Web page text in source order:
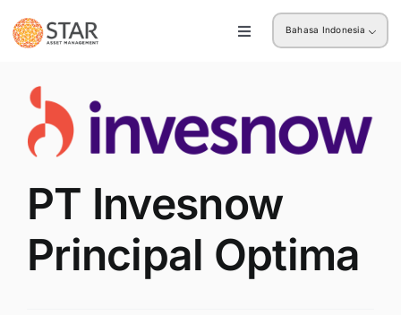
to
Toggle
Institusi
Bahasa Indonesia
Previous Next
View
Larger
Image
PT Invesnow
Principal Optima